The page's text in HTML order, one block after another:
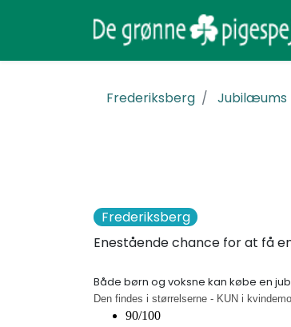
Frederiksberg
Frederiksberg
Enestående chance for at få
Både børn og voksne kan købe en
Den findes i størrelserne - KUN i
90/100